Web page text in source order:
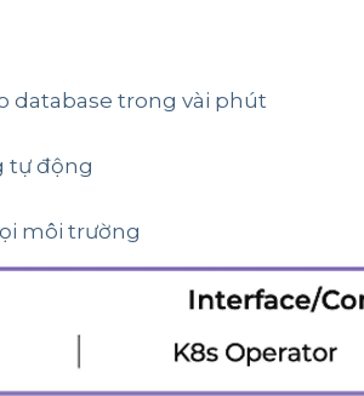
database trong vài phút
tự động
môi trường